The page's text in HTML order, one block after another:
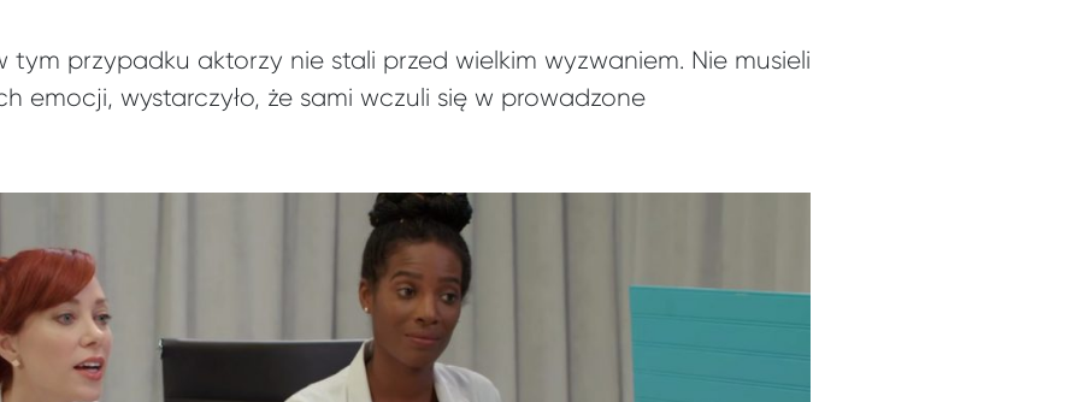
tym przypadku aktorzy nie stali przed wielkim wyzwaniem. Nie musieli
emocji, wystarczyło, że sami wczuli się w prowadzone